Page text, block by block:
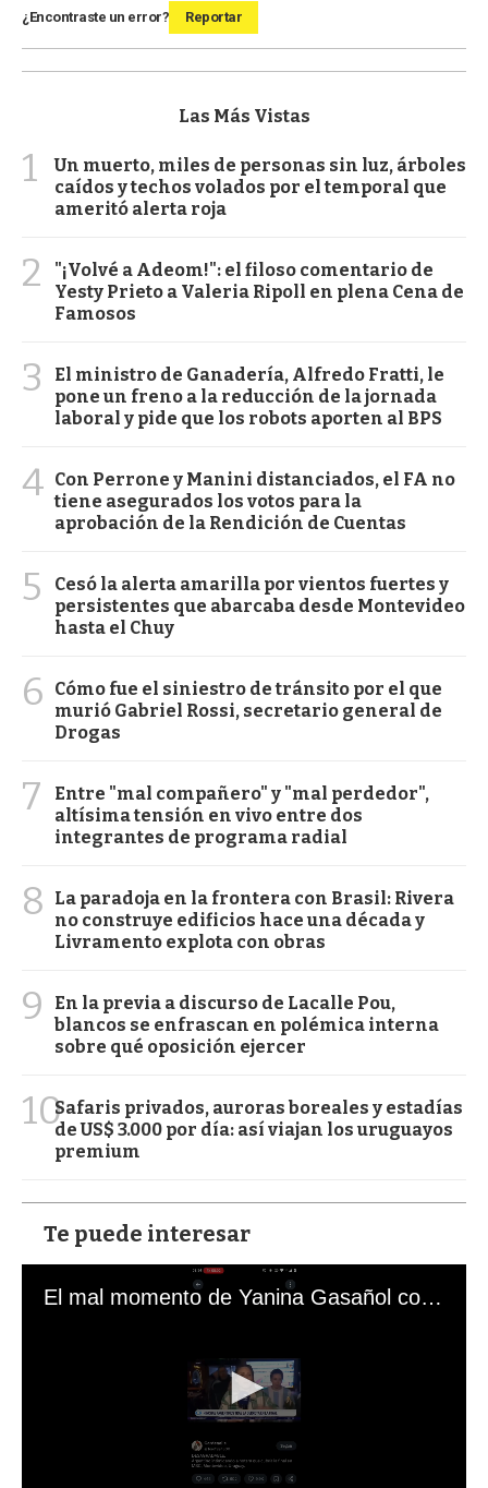
¿Encontraste un error? Reportar
Las Más Vistas
1
Un muerto, miles de personas sin luz, árboles
caídos y techos volados por el temporal que
ameritó alerta roja
2
"¡Volvé a Adeom!": el filoso comentario de
Yesty Prieto a Valeria Ripoll en plena Cena de
Famosos
3
El ministro de Ganadería, Alfredo Fratti, le
pone un freno a la reducción de la jornada
laboral y pide que los robots aporten al BPS
4 Con Perrone y Manini distanciados, el FA no
tiene asegurados los votos para la
aprobación de la Rendición de Cuentas
5
Cesó la alerta amarilla por vientos fuertes y
persistentes que abarcaba desde Montevideo
hasta el Chuy
6
Cómo fue el siniestro de tránsito por el que
murió Gabriel Rossi, secretario general de
Drogas
7
Entre "mal compañero" y "mal perdedor",
altísima tensión en vivo entre dos
integrantes de programa radial
8
La paradoja en la frontera con Brasil: Rivera
no construye edificios hace una década y
Livramento explota con obras
9
En la previa a discurso de Lacalle Pou,
blancos se enfrascan en polémica interna
sobre qué oposición ejercer
10Safaris privados, auroras boreales y estadías
de US$ 3.000 por día: así viajan los uruguayos
premium
Te puede interesar
El mal momento de Yanina Gasañol con un hincha argentino en "Subrayado"